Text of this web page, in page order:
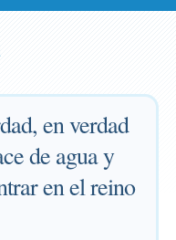
en verdad
de agua y
en el reino